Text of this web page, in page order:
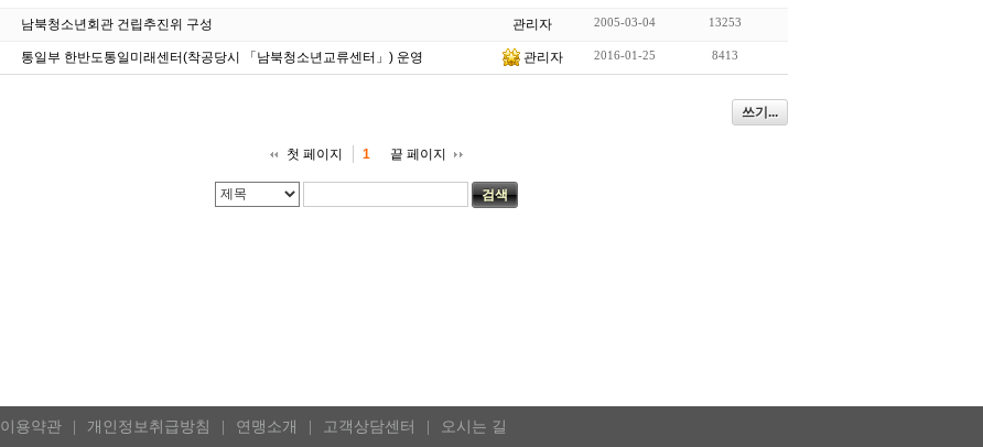
남북청소년회관 건립추진위 구성 관리자 2005-03-04 13253
통일부 한반도통일미래센터(착공당시 「남북청소년교류센터」) 운영 관리자 2016-01-25 8413
쓰기...
첫 페이지 1 끝 페이지
검색
이용약관 개인정보취급방침 연맹소개 고객상담센터 오시는 길